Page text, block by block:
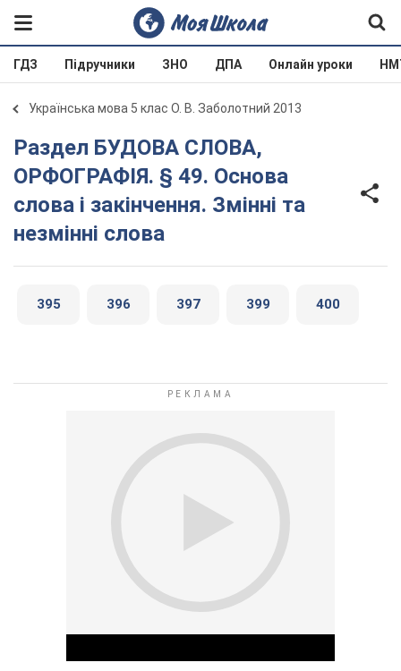
ГДЗ Підручники ЗНО ДПА Онлайн уроки
Українська мова 5 клас О. В. Заболотний 2013
Раздел БУДОВА СЛОВА,
ОРФОГРАФІЯ. § 49. Основа
слова і закінчення. Змінні та
незмінні слова
395 396 397 399 400